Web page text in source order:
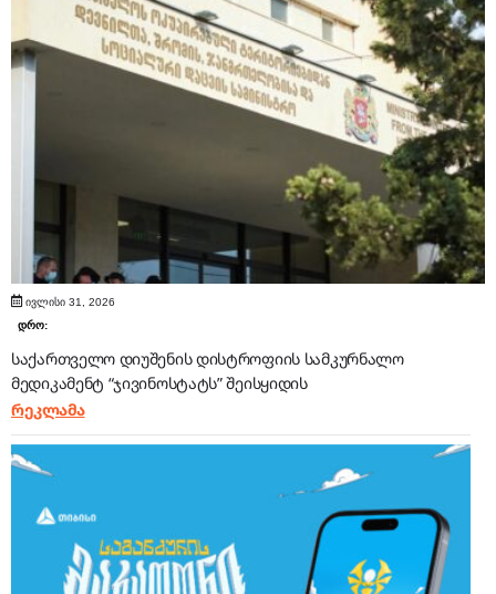
ივლისი 31, 2026
დრო:
საქართველო დიუშენის დისტროფიის სამკურნალო
მედიკამენტ “ჯივინოსტატს” შეისყიდის
რეკლამა